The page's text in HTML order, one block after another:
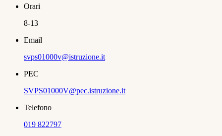
Orari
8-13
Email
svps01000v@istruzione.it
PEC
SVPS01000V@pec.istruzione.it
Telefono
019 822797